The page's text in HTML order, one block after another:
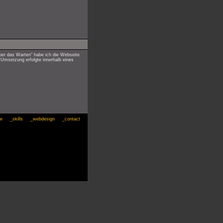
das Warten" habe ich die Webseite
erfolgte innerhalb eines
_contact
_webdesign
_skills